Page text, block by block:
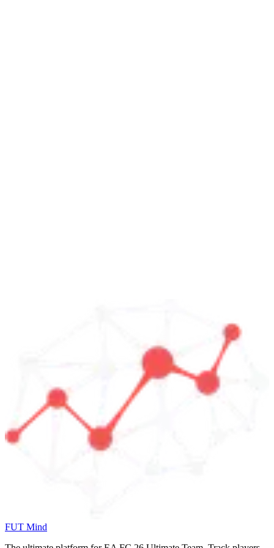
FUT Mind